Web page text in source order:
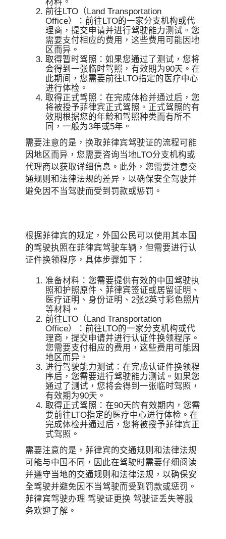
前往LTO（Land Transportation
Office）：前往LTO的一家分支机构或代
理商，提交申请并进行驾驶能力测试。您
需要支付相应的费用，这些费用可能因地
区而异。
取得暂时驾照：如果您通过了测试，您将
会得到一张临时驾照，有效期为90天。在
此期间，您需要前往LTO指定的医疗中心
进行体检。
取得正式驾照：在完成体检并通过后，您
将被授予菲律宾正式驾照。正式驾照的有
效期根据您的年龄和驾照种类而有所不
同，一般为3年或5年。
需要注意的是，换取菲律宾驾驶证的流程可能
因地区而异，您需要咨询当地LTO分支机构或
代理商以获取详细信息。此外，您需要注意交
通规则和法律法规的差异，以确保安全驾驶并
避免因不当驾驶而受到罚款或惩罚。
根据菲律宾的规定，外国公民可以使用其本国
的驾驶执照在菲律宾驾驶车辆，但需要进行认
证件换领程序，具体步骤如下：
准备材料：您需要提供有效的中国驾驶执
照和护照原件、菲律宾签证或居留证明、
医疗证明、身份证明、2张2英寸彩色照片
等材料。
前往LTO（Land Transportation
Office）：前往LTO的一家分支机构或代
理商，提交申请并进行认证件换领程序。
您需要支付相应的费用，这些费用可能因
地区而异。
进行驾驶能力测试：在完成认证件换领程
序后，您需要进行驾驶能力测试。如果您
通过了测试，您将会得到一张临时驾照，
有效期为90天。
取得正式驾照：在90天的有效期内，您需
要前往LTO指定的医疗中心进行体检。在
完成体检并通过后，您将被授予菲律宾正
式驾照。
需要注意的是，菲律宾的交通规则和法律法规
可能与中国不同，因此在驾驶时需要仔细阅读
并遵守当地的交通规则和法律法规，以确保安
全驾驶并避免因不当驾驶而受到罚款或惩罚。
菲律宾驾驶办理 驾驶证更换 驾驶证丢失等服
务欢迎了解。